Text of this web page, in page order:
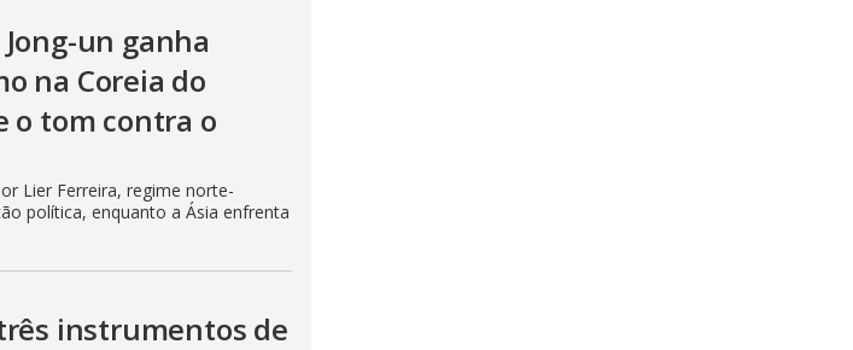
un ganha
na Coreia do
o tom contra o
Lier Ferreira, regime norte-
política, enquanto a Ásia enfrenta
instrumentos de